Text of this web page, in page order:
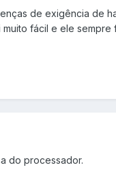
de exigência de
muito fácil e ele
do processador.